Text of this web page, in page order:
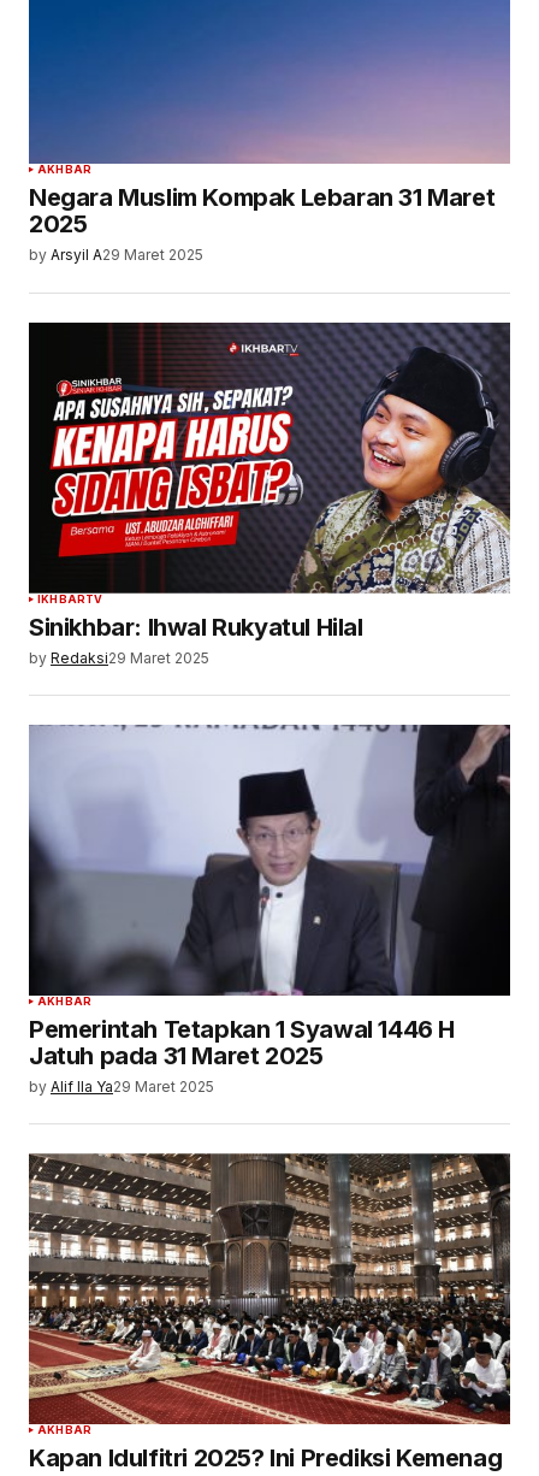
AKHBAR
Negara Muslim Kompak Lebaran 31 Maret
2025
by Arsyil A29 Maret 2025
IKHBARTV
Sinikhbar: Ihwal Rukyatul Hilal
by Redaksi29 Maret 2025
AKHBAR
Pemerintah Tetapkan 1 Syawal 1446 H
Jatuh pada 31 Maret 2025
by Alif Ila Ya29 Maret 2025
AKHBAR
Kapan Idulfitri 2025? Ini Prediksi Kemenag